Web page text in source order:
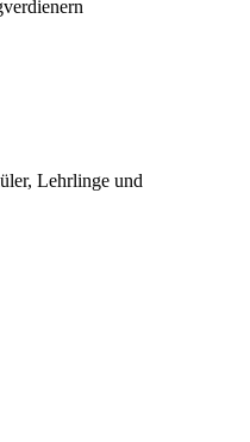
Lehrlinge und